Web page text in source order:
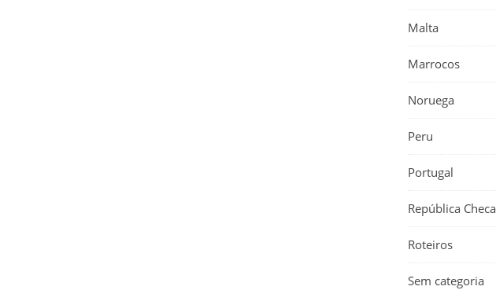
Malta
Marrocos
Noruega
Peru
Portugal
República Checa
Roteiros
Sem categoria